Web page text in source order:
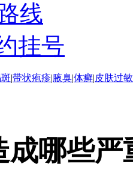
线
挂号
|带状疱疹|腋臭|体癣|皮肤过敏
成哪些严